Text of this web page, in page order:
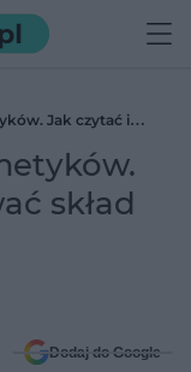
Jak czytać i
skład
Dodaj do Google